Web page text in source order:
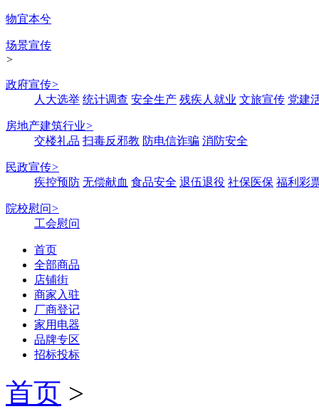
物宜本兮
场景宣传
>
政府宣传>
人大选举 统计调查 安全生产 残疾人就业 文旅宣传 党建
房地产建筑行业>
交楼礼品 扫毒反邪教 防电信诈骗 消防安全
民政宣传>
疾控预防 无偿献血 食品安全 退伍退役 社保医保 福利彩
院校慰问>
工会慰问
首页
全部商品
店铺街
商家入驻
厂商登记
家用电器
品牌专区
招标投标
首页 >